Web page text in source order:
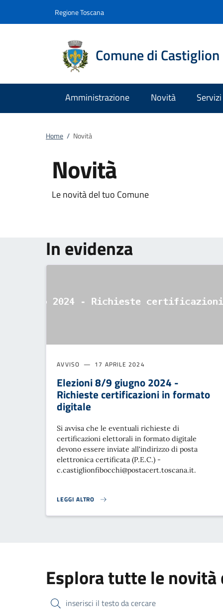
Regione Toscana
Comune di
Amministrazione Novità Servizi
Home / Novità
Novità
Le novità del tuo Comune
In evidenza
AVVISO 17 APRILE 2024
Elezioni 8/9 giugno 2024 -
Richieste certificazioni in formato
digitale
Si avvisa che le eventuali richieste di
certificazioni elettorali in formato digitale
devono essere inviate all'indirizzo di posta
elettronica certificata (P.E.C.) -
c.castiglionfibocchi@postacert.toscana.it.
LEGGI ALTRO
ELEZIONI 8/9 GIUGNO 2024 - RICHIESTE
Esplora tutte le
inserisci il testo da cercare